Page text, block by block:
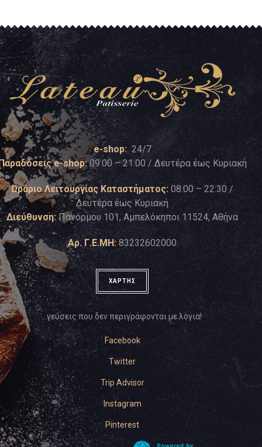
e-shop: 24/7
e-shop:09:00 – 21:00 / Δευτέρα έως Κυριακή
Ωράριο Λειτουργίας Καταστήματος: 08:00 – 22:30 /
Δευτέρα έως Κυριακή
Διεύθυνση: Πανόρμου 101, Αμπελόκηποι 11524, Αθήνα
Αρ. Γ.Ε.ΜΗ: 83232602000
ΧΑΡΤΗΣ
…γεύσεις που δεν περιγράφονται με λόγια!
Facebook
Twitter
Trip Advisor
Instagram
Pinterest